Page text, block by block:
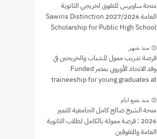
منحة ساويرس للتفوق لخريجي الثانوية
العامة 2027/2026 Sawiris Distinction
Scholarship for Public High School
منذ شهر
فرصة تدريب ممول للشباب والخريجين في
وفد الاتحاد الأوروبي بمصر Funded
traineeship for young graduates at
منذ بضع ايام
منحة الشيخ صالح كامل الجامعية للتميز
2026 : فرصة ممولة بالكامل لطلاب الثانوية
العامة والمتفوقين